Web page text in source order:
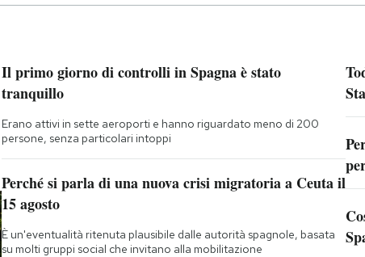
Il primo giorno di controlli in Spagna è stato
tranquillo
Erano attivi in sette aeroporti e hanno riguardato meno di 200
persone, senza particolari intoppi
Perché si parla di una nuova crisi migratoria a Ceuta il
15 agosto
È un'eventualità ritenuta plausibile dalle autorità spagnole, basata
su molti gruppi social che invitano alla mobilitazione